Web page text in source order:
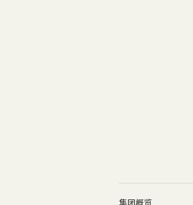
集团概览